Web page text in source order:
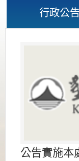
行政公告
公告實施本